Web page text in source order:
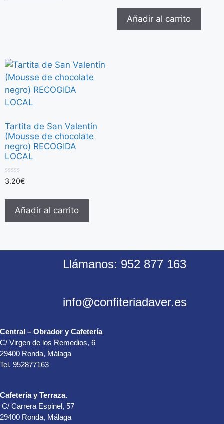
5
Añadir al carrito
Tartita de San Valentín
(Mousse de chocolate
negro) RECOGIDA
LOCAL
0
d
5
3.20€
Añadir al carrito
Llámanos: 952 877 163
info@confiteriadaver.es
Central – Obrador y Cafetería
C/ Virgen de los Remedios, 6
29400 Ronda, Málaga
Tel. 952877163
Cafetería y Terraza.
C/ Carrera Espinel, 57
29400 Ronda, Málaga